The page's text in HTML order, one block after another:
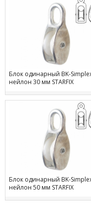
Блок одинарный BK-
нейлон 30 мм STARFIX
Блок одинарный BK-
нейлон 50 мм STARFIX